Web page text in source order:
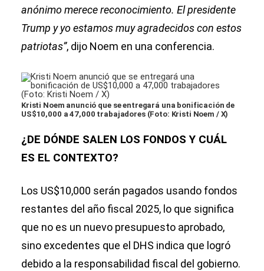
anónimo merece reconocimiento. El presidente
Trump y yo estamos muy agradecidos con estos
patriotas”, dijo Noem en una conferencia.
Kristi Noem anunció que se entregará una bonificación de
US$10,000 a 47,000 trabajadores (Foto: Kristi Noem / X)
¿DE DÓNDE SALEN LOS FONDOS Y CUÁL
ES EL CONTEXTO?
Los US$10,000 serán pagados usando fondos
restantes del año fiscal 2025, lo que significa
que no es un nuevo presupuesto aprobado,
sino excedentes que el DHS indica que logró
debido a la responsabilidad fiscal del gobierno.